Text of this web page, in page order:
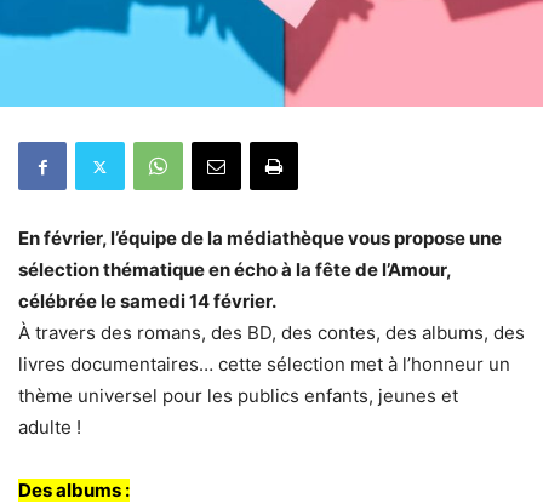
En février, l’équipe de la médiathèque vous propose une
sélection thématique en écho à la fête de l’Amour,
célébrée le samedi 14 février.
À travers des romans, des BD, des contes, des albums, des
livres documentaires… cette sélection met à l’honneur un
thème universel pour les publics enfants, jeunes et
adulte !
Des albums :